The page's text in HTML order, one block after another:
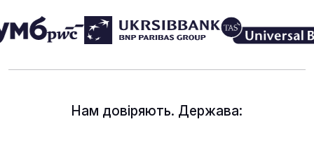
Нам довіряють. Держава: